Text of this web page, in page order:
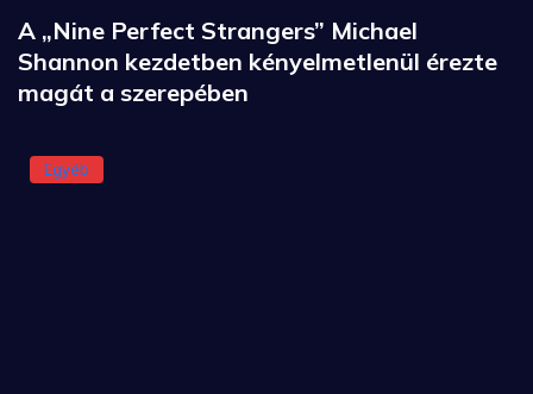
A „Nine Perfect Strangers” Michael
Shannon kezdetben kényelmetlenül érezte
magát a szerepében
Egyéb